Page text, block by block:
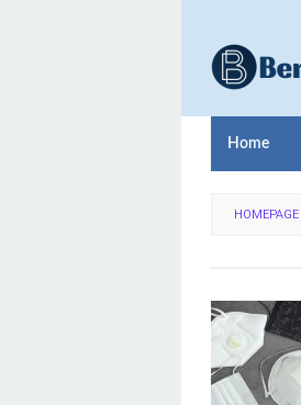
konten
Home
HOMEPAGE